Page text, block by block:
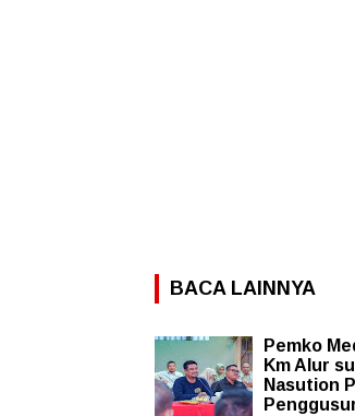
BACA LAINNYA
Pemko
Km Alur
Nasution